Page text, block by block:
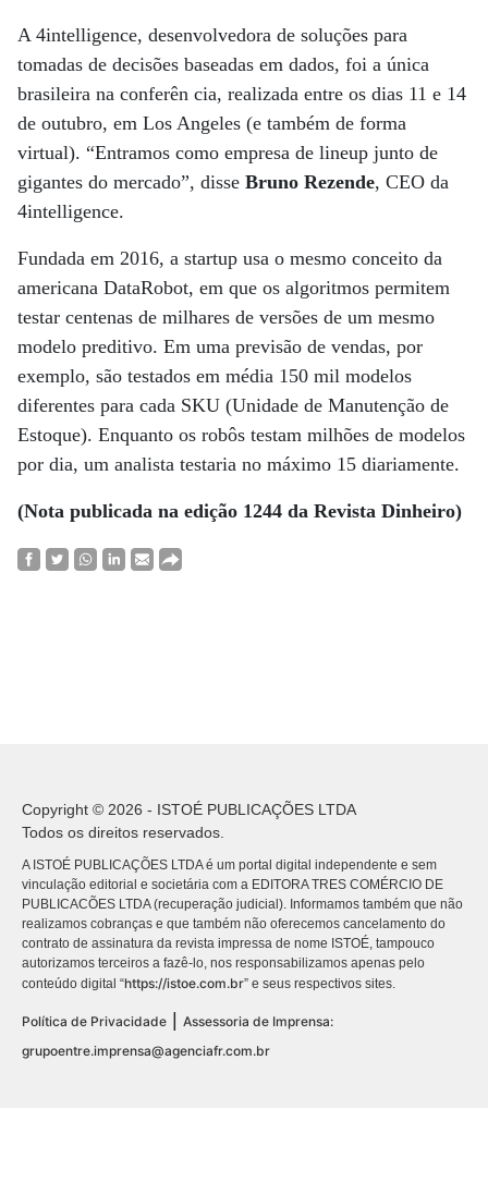
A 4intelligence, desenvolvedora de soluções para
tomadas de decisões baseadas em dados, foi a única
brasileira na conferên cia, realizada entre os dias 11 e 14
de outubro, em Los Angeles (e também de forma
virtual). “Entramos como empresa de lineup junto de
gigantes do mercado”, disse Bruno Rezende, CEO da
4intelligence.
Fundada em 2016, a startup usa o mesmo conceito da
americana DataRobot, em que os algoritmos permitem
testar centenas de milhares de versões de um mesmo
modelo preditivo. Em uma previsão de vendas, por
exemplo, são testados em média 150 mil modelos
diferentes para cada SKU (Unidade de Manutenção de
Estoque). Enquanto os robôs testam milhões de modelos
por dia, um analista testaria no máximo 15 diariamente.
(Nota publicada na edição 1244 da Revista Dinheiro)
Copyright © 2026 - ISTOÉ PUBLICAÇÕES LTDA
Todos os direitos reservados.
A ISTOÉ PUBLICAÇÕES LTDA é um portal digital independente e sem
vinculação editorial e societária com a EDITORA TRES COMÉRCIO DE
PUBLICACÕES LTDA (recuperação judicial). Informamos também que não
realizamos cobranças e que também não oferecemos cancelamento do
contrato de assinatura da revista impressa de nome ISTOÉ, tampouco
autorizamos terceiros a fazê-lo, nos responsabilizamos apenas pelo
conteúdo digital “https://istoe.com.br” e seus respectivos sites.
Política de Privacidade
Assessoria de Imprensa:
grupoentre.imprensa@agenciafr.com.br